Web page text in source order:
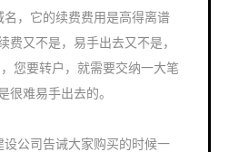
，它的续费费用是高得离谱
费又不是，易手出去又不是，
您要转户，就需要交纳一大笔
很难易手出去的。
公司告诫大家购买的时候一